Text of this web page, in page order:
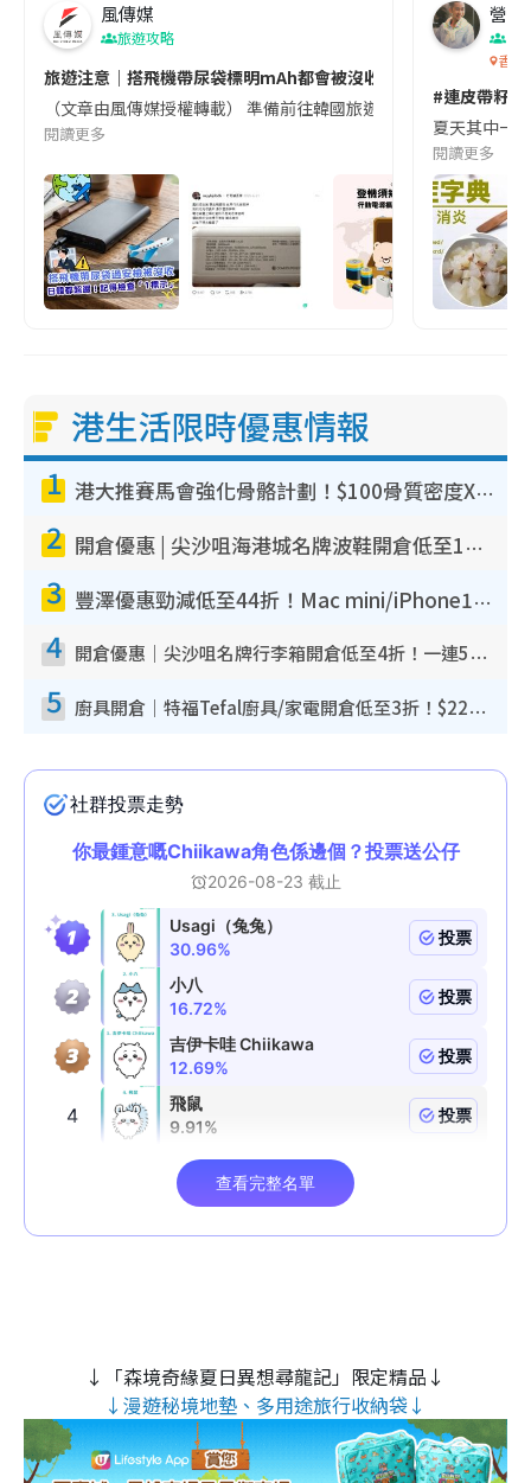
風傳媒
旅遊攻略
旅遊注意｜搭飛機帶尿袋標明mAh都會被沒收😱出發前切記檢查
（文章由風傳媒授權轉載） 準備前往韓國旅遊的民眾，近期要
閱讀更多
營養
香港
#連皮帶籽
夏天其中一
閱讀更多
港生活限時優惠情報
1 港大推賽馬會強化骨骼計劃！$100骨質密度X光檢查 完成免費運動訓練送超市禮券！附參加資格
2 開倉優惠 | 尖沙咀海港城名牌波鞋開倉低至1折！On鞋$899起／Joy&Peace鞋履$98起
3 豐澤優惠勁減低至44折！Mac mini/iPhone17Pro大減價！廚房家電$220起
4 開倉優惠｜尖沙咀名牌行李箱開倉低至4折！一連5日 American Tourister/ace./Hallmark $200起！
5 廚具開倉｜特福Tefal廚具/家電開倉低至3折！$220起買平底鍋/炒鑊/湯煲！電飯煲/吸塵機/燙斗$418起
↓「森境奇緣夏日異想尋龍記」限定精品↓
↓漫遊秘境地墊、多用途旅行收納袋↓